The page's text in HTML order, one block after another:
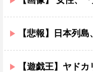
【悲報】日本列島
【遊戯王】ヤド